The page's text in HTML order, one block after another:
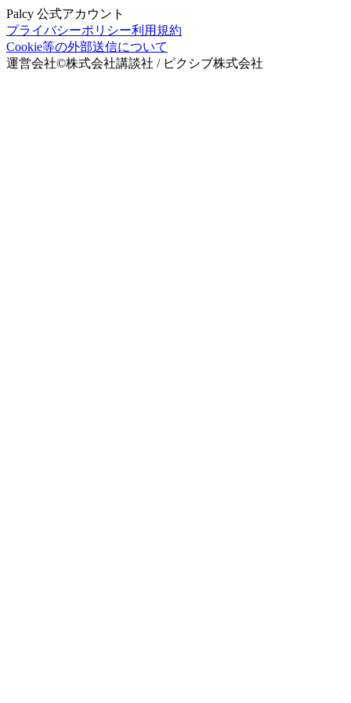
Palcy 公式アカウント
プライバシーポリシー利用規約
Cookie等の外部送信について
運営会社©株式会社講談社 / ピクシブ株式会社